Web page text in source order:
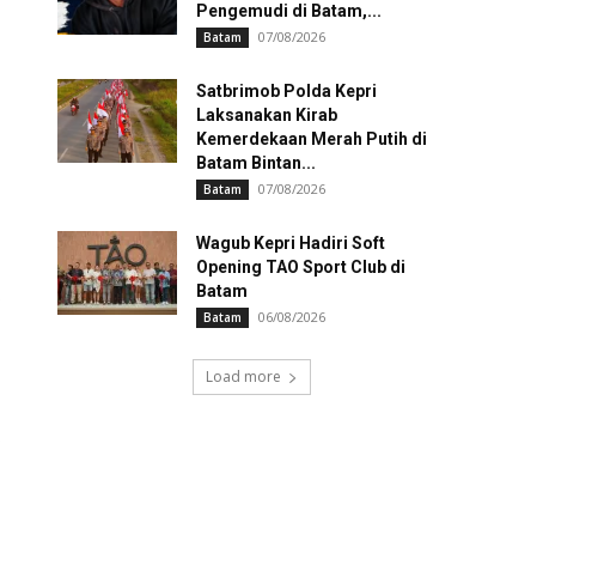
Pengemudi di Batam,...
Batam 07/08/2026
Satbrimob Polda Kepri
Laksanakan Kirab
Kemerdekaan Merah Putih di
Batam Bintan...
Batam 07/08/2026
Wagub Kepri Hadiri Soft
Opening TAO Sport Club di
Batam
Batam 06/08/2026
Load more